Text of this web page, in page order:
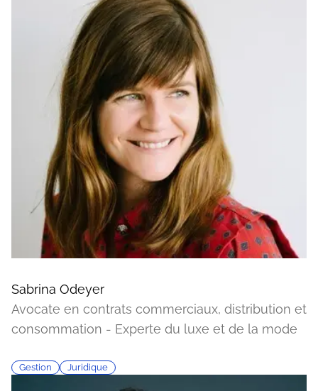
Sabrina Odeyer
Avocate en contrats commerciaux, distribution et
consommation - Experte du luxe et de la mode
Gestion Juridique